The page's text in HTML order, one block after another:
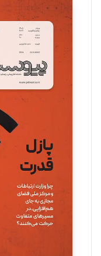
سروش
تحریریه
مینا پاکدل
یسنا
تحریریه
ملینا جعفری
تحریریه